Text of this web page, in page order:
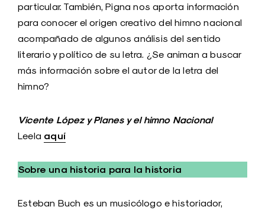
particular. También, Pigna nos aporta información
para conocer el origen creativo del himno nacional
acompañado de algunos análisis del sentido
literario y político de su letra. ¿Se animan a buscar
más información sobre el autor de la letra del
himno?
Vicente López y Planes y el himno Nacional
Leela aquí
Sobre una historia para la historia
Esteban Buch es un musicólogo e historiador,